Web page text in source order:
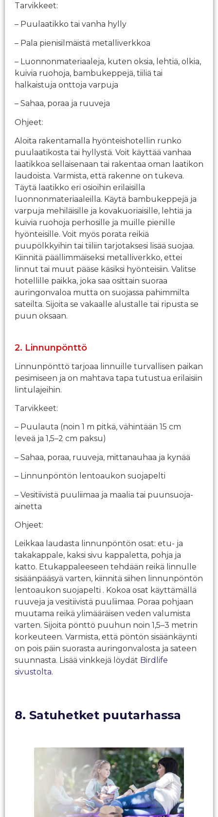
Tarvikkeet:
– Puulaatikko tai vanha hylly
– Pala pienisilmäistä metalliverkkoa
– Luonnonmateriaaleja, kuten oksia, lehtiä, olkia,
kuivia ruohoja, bambukeppejä, tiiliä tai
halkaistuja onttoja varpuja
– Sahaa, poraa ja ruuveja
Ohjeet:
Aloita rakentamalla hyönteishotellin runko
puulaatikosta tai hyllystä. Voit käyttää vanhaa
laatikkoa sellaisenaan tai rakentaa oman laatikon
laudoista. Varmista, että rakenne on tukeva.
Täytä laatikko eri osioihin erilaisilla
luonnonmateriaaleilla. Käytä bambukeppejä ja
varpuja mehiläisille ja kovakuoriaisille, lehtiä ja
kuivia ruohoja perhosille ja muille pienille
hyönteisille. Voit myös porata reikiä
puupölkkyihin tai tiiliin tarjotaksesi lisää suojaa.
Kiinnitä päällimmäiseksi metalliverkko, ettei
linnut tai muut pääse käsiksi hyönteisiin. Valitse
hotellille paikka, joka saa osittain suoraa
auringonvaloa mutta on suojassa pahimmilta
sateilta. Sijoita se vakaalle alustalle tai ripusta se
puun oksaan.
2. Linnunpönttö
Linnunpönttö tarjoaa linnuille turvallisen paikan
pesimiseen ja on mahtava tapa tutustua erilaisiin
lintulajeihin.
Tarvikkeet:
– Puulauta (noin 1 m pitkä, vähintään 15 cm
leveä ja 1,5–2 cm paksu)
– Sahaa, poraa, ruuveja, mittanauhaa ja kynää
– Linnunpöntön lentoaukon suojapelti
– Vesitiivistä puuliimaa ja maalia tai puunsuoja-
ainetta
Ohjeet:
Leikkaa laudasta linnunpöntön osat: etu- ja
takakappale, kaksi sivu kappaletta, pohja ja
katto. Etukappaleeseen tehdään reikä linnulle
sisäänpääsyä varten, kiinnitä siihen linnunpöntön
lentoaukon suojapelti . Kokoa osat käyttämällä
ruuveja ja vesitiivistä puuliimaa. Poraa pohjaan
muutama reikä ylimääräisen veden valumista
varten. Sijoita pönttö puuhun noin 1,5–3 metrin
korkeuteen. Varmista, että pöntön sisäänkäynti
on pois päin suorasta auringonvalosta ja sateen
suunnasta. Lisää vinkkejä löydät Birdlife
sivustolta.
8. Satuhetket puutarhassa